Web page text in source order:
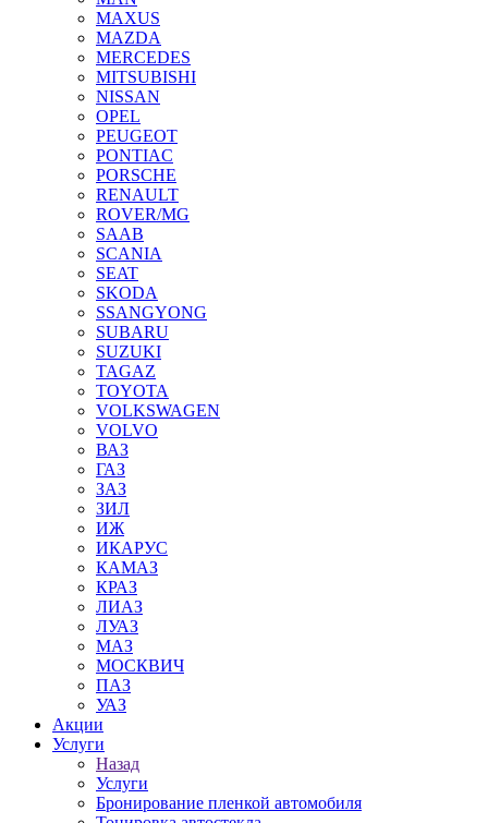
MAXUS
MAZDA
MERCEDES
MITSUBISHI
NISSAN
OPEL
PEUGEOT
PONTIAC
PORSCHE
RENAULT
ROVER/MG
SAAB
SCANIA
SEAT
SKODA
SSANGYONG
SUBARU
SUZUKI
TAGAZ
TOYOTA
VOLKSWAGEN
VOLVO
ВАЗ
ГАЗ
ЗАЗ
ЗИЛ
ИЖ
ИКАРУС
КАМАЗ
КРАЗ
ЛИАЗ
ЛУАЗ
МАЗ
МОСКВИЧ
ПАЗ
УАЗ
Акции
Услуги
Назад
Услуги
Бронирование пленкой автомобиля